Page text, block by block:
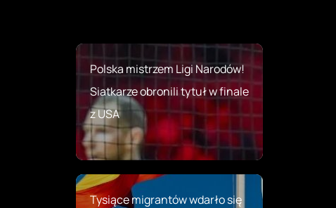
Polska mistrzem Ligi Narodów!
Siatkarze obronili tytuł w finale
z USA
Tysiące migrantów wdarło się